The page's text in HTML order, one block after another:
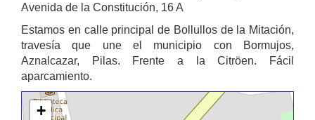
Avenida de la Constitución, 16 A
Estamos en calle principal de Bollullos de la Mitación,
travesía que une el municipio con Bormujos,
Aznalcazar, Pilas. Frente a la Citröen. Fácil
aparcamiento.
+